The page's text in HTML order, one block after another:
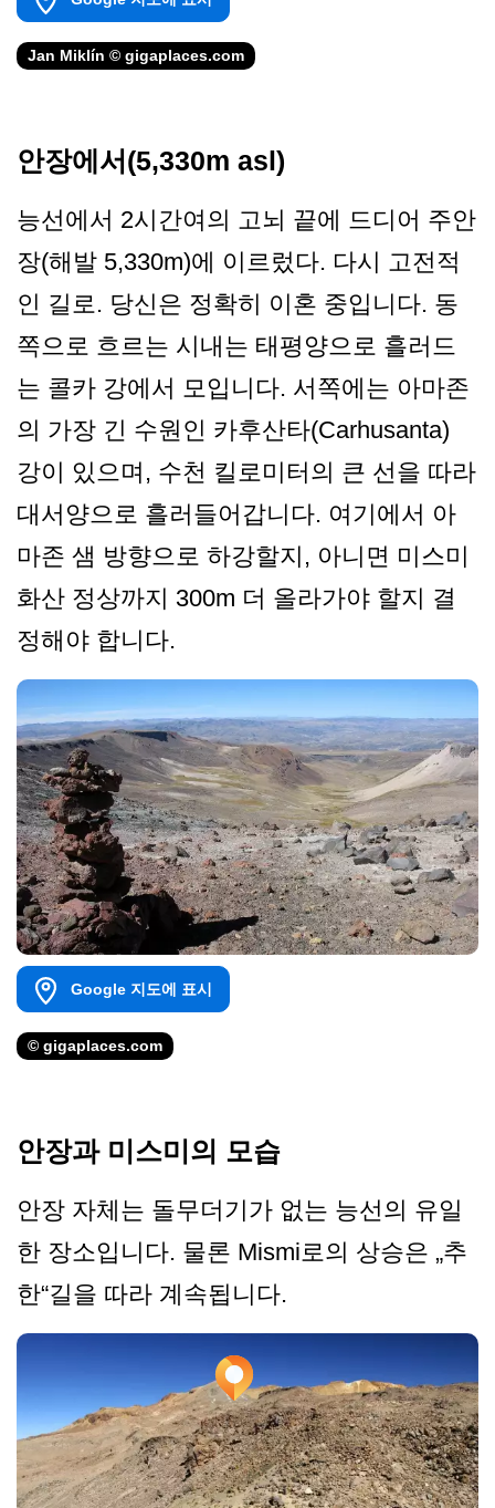
Jan Miklín © gigaplaces.com
안장에서(5,330m asl)
능선에서 2시간여의 고뇌 끝에 드디어 주안
장(해발 5,330m)에 이르렀다. 다시 고전적
인 길로. 당신은 정확히 이혼 중입니다. 동
쪽으로 흐르는 시내는 태평양으로 흘러드
는 콜카 강에서 모입니다. 서쪽에는 아마존
의 가장 긴 수원인 카후산타(Carhusanta)
강이 있으며, 수천 킬로미터의 큰 선을 따라
대서양으로 흘러들어갑니다. 여기에서 아
마존 샘 방향으로 하강할지, 아니면 미스미
화산 정상까지 300m 더 올라가야 할지 결
정해야 합니다.
Google 지도에 표시
© gigaplaces.com
안장과 미스미의 모습
안장 자체는 돌무더기가 없는 능선의 유일
한 장소입니다. 물론 Mismi로의 상승은 „추
한“길을 따라 계속됩니다.